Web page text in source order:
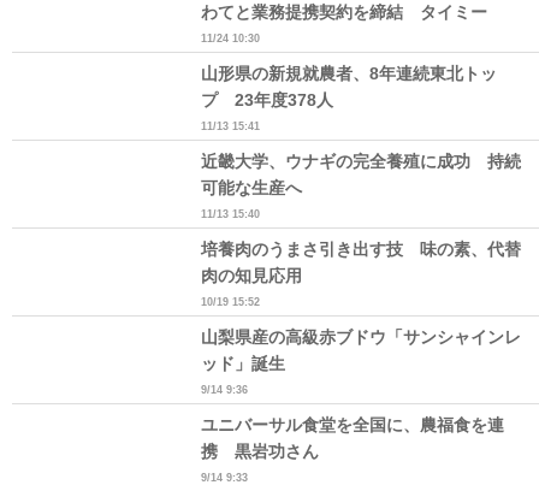
わてと業務提携契約を締結 タイミー
11/24 10:30
山形県の新規就農者、8年連続東北トッ
プ 23年度378人
11/13 15:41
近畿大学、ウナギの完全養殖に成功 持続
可能な生産へ
11/13 15:40
培養肉のうまさ引き出す技 味の素、代替
肉の知見応用
10/19 15:52
山梨県産の高級赤ブドウ「サンシャインレ
ッド」誕生
9/14 9:36
ユニバーサル食堂を全国に、農福食を連
携 黒岩功さん
9/14 9:33